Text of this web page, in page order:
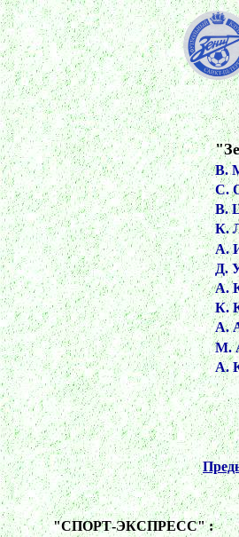
В.
С.
В.
К.
А.
Д.
А.
К.
А.
М.
А.
"СПОРТ-ЭКСПРЕСС" :